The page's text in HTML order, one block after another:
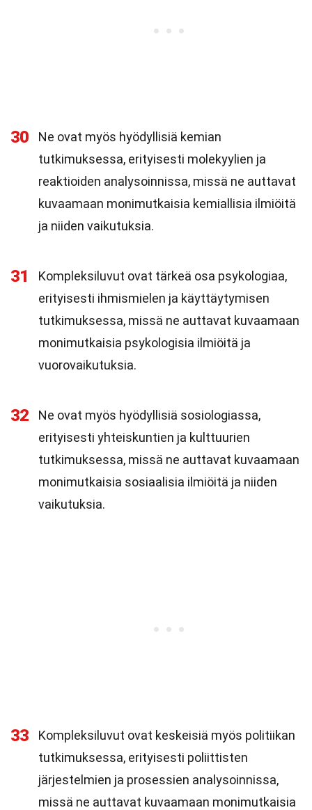
30
Ne ovat myös hyödyllisiä kemian
tutkimuksessa, erityisesti molekyylien ja
reaktioiden analysoinnissa, missä ne auttavat
kuvaamaan monimutkaisia kemiallisia ilmiöitä
ja niiden vaikutuksia.
31
Kompleksiluvut ovat tärkeä osa psykologiaa,
erityisesti ihmismielen ja käyttäytymisen
tutkimuksessa, missä ne auttavat kuvaamaan
monimutkaisia psykologisia ilmiöitä ja
vuorovaikutuksia.
32
Ne ovat myös hyödyllisiä sosiologiassa,
erityisesti yhteiskuntien ja kulttuurien
tutkimuksessa, missä ne auttavat kuvaamaan
monimutkaisia sosiaalisia ilmiöitä ja niiden
vaikutuksia.
33
Kompleksiluvut ovat keskeisiä myös politiikan
tutkimuksessa, erityisesti poliittisten
järjestelmien ja prosessien analysoinnissa,
missä ne auttavat kuvaamaan monimutkaisia